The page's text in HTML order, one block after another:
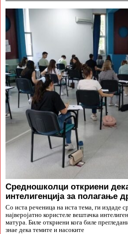
Средношколци откриени
интелигенција за полагање
Со иста реченица на иста тема, ги издаде
најверојатно користеле вештачка
матура. Биле откриени кога биле
знае дека темите и насоките